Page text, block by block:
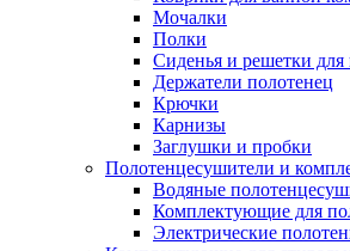
Мочалки
Полки
Сиденья и решетки для
Держатели полотенец
Крючки
Карнизы
Заглушки и пробки
Полотенцесушители и
Водяные
Комплектующие для
Электрические